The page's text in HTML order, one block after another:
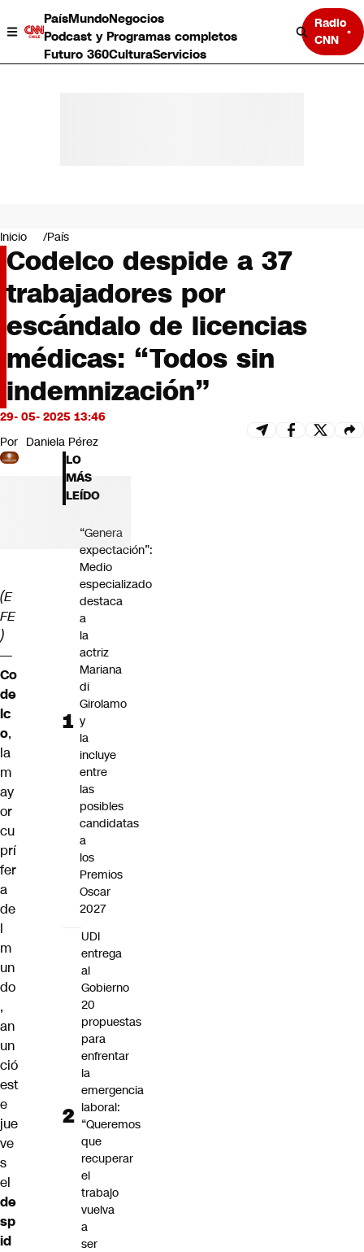
PaísMundoNegocios
Podcast y Programas completos
Futuro 360CulturaServicios
Radio
CNN
Negocios
Deportes
Programas completos
Cultura
Servicios
Bits
CNN Data
CNN tiempo
Futuro 360
Opinión
Inicio País
Codelco despide a 37
trabajadores por
escándalo de licencias
médicas: “Todos sin
indemnización”
29- 05- 2025 13:46
Por Daniela Pérez
(E
FE
)
—
Co
de
lc
o,
la
m
ay
or
cu
prí
fer
a
de
l
m
un
do
,
an
un
ció
est
e
jue
ve
s
el
de
sp
id
LO
MÁS
LEÍDO
“Genera
expectación”:
Medio
especializado
destaca
a
la
actriz
Mariana
di
Girolamo
y
la
incluye
entre
las
posibles
candidatas
a
los
Premios
Oscar
2027
UDI
entrega
al
Gobierno
20
propuestas
para
enfrentar
la
emergencia
laboral:
“Queremos
que
recuperar
el
trabajo
vuelva
a
ser